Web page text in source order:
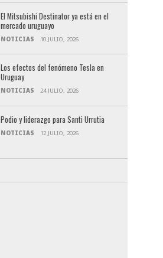
El Mitsubishi Destinator ya está en el
mercado uruguayo
NOTICIAS 10 JULIO, 2026
Los efectos del fenómeno Tesla en
Uruguay
NOTICIAS 24 JULIO, 2026
Podio y liderazgo para Santi Urrutia
NOTICIAS 12 JULIO, 2026